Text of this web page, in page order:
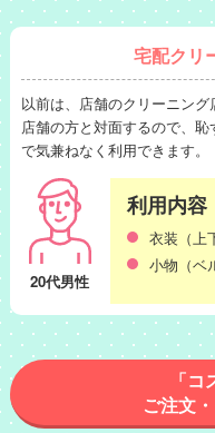
宅配クリ
以前は、店舗のクリーニン
店舗の方と対面するので、
で気兼ねなく利用できます。
20代男性
利用内容
衣装（上
小物（
「
ご注文